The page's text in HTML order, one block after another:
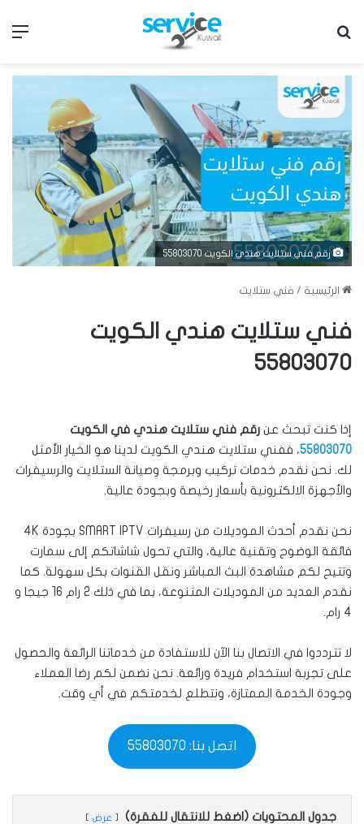
رقم فني ستلايت هندي الكويت 55803070
الرئيسية / فني ستلايت
فني ستلايت هندي الكويت
55803070
إذا كنت تبحث عن رقم فني ستلايت هندي في الكويت
55803070، ففني ستلايت هندي الكويت لدينا هو الخيار الأمثل
لك. نحن نقدم خدمات تركيب وبرمجة وصيانة الستلايت والرسيفرات
والأجهزة الالكترونية بأسعار رخيصة وبجودة عالية.
نحن نقدم أحدث الموديلات من رسيفرات SMART IPTV بجودة 4K
فائقة الوضوح وتقنية عالية، والتي تحول شاشاتكم إلى سمارت
وتتيح لكم مشاهدة البث المباشر ونقل القنوات بكل سهولة. كما
نقدم العديد من الموديلات المتنوعة، بما في ذلك 2 رام 16 جيجا و
4 رام.
لا تترددوا في الاتصال بنا الآن للاستفادة من خدماتنا الرائعة والحصول
على تجربة استخدام فريدة ورائعة. نحن نضمن لكم رضا العملاء
وجودة الخدمة الممتازة، ونتطلع لخدمتكم في أي وقت.
اتصل بنا: 55803070
جدول المحتويات (اضغط للانتقال للفقرة) عرض